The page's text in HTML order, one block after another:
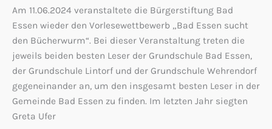
Am 11.06.2024 veranstaltete die Bürgerstiftung Bad
Essen wieder den Vorlesewettbewerb „Bad Essen sucht
den Bücherwurm“. Bei dieser Veranstaltung treten die
jeweils beiden besten Leser der Grundschule Bad Essen,
der Grundschule Lintorf und der Grundschule Wehrendorf
gegeneinander an, um den insgesamt besten Leser in der
Gemeinde Bad Essen zu finden. Im letzten Jahr siegten
Greta Ufer